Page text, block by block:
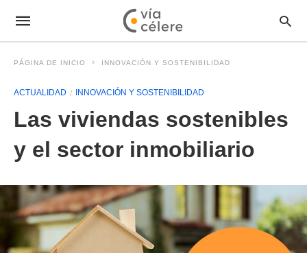
PÁGINA DE INICIO INNOVACIÓN Y SOSTENIBILIDAD
ACTUALIDAD INNOVACIÓN Y SOSTENIBILIDAD
Las viviendas sostenibles
y el sector inmobiliario